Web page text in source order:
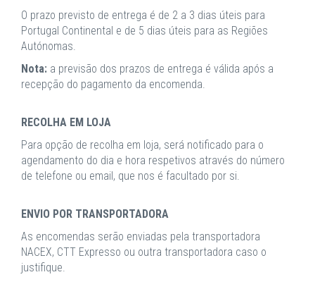
O prazo previsto de entrega é de 2 a 3 dias úteis para
Portugal Continental e de 5 dias úteis para as Regiões
Autónomas.
Nota: a previsão dos prazos de entrega é válida após a
recepção do pagamento da encomenda.
RECOLHA EM LOJA
Para opção de recolha em loja, será notificado para o
agendamento do dia e hora respetivos através do número
de telefone ou email, que nos é facultado por si.
ENVIO POR TRANSPORTADORA
As encomendas serão enviadas pela transportadora
NACEX, CTT Expresso ou outra transportadora caso o
justifique.